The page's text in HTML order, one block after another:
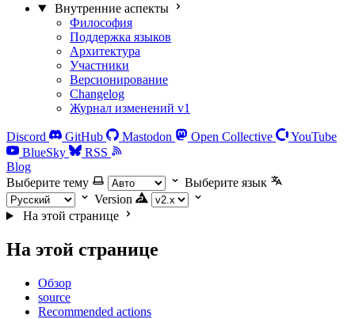
Внутренние аспекты
Философия
Поддержка языков
Архитектура
Участники
Версионирование
Changelog
Журнал изменений v1
Discord GitHub Mastodon Open Collective
YouTube
BlueSky
RSS
Blog
Выберите тему
Выберите язык
Version
На этой странице
На этой странице
Обзор
source
Recommended actions